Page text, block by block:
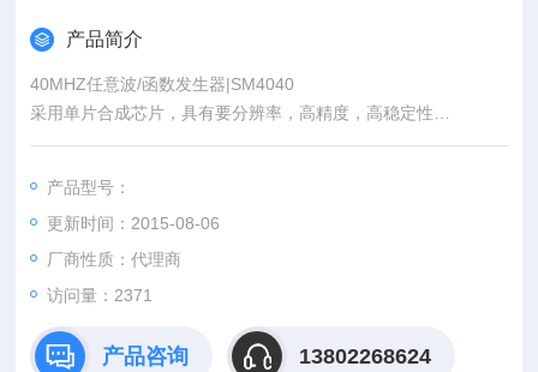
产品简介
40MHZ任意波/函数发生器|SM4040
采用单片合成芯片，具有要分辨率，高精度，高稳定性
多种波形输出，满足各种应用需要
宽扫频范围，起点和终点任意设置
产品型号：
更新时间：2015-08-06
厂商性质：代理商
访问量：2371
产品咨询 13802268624